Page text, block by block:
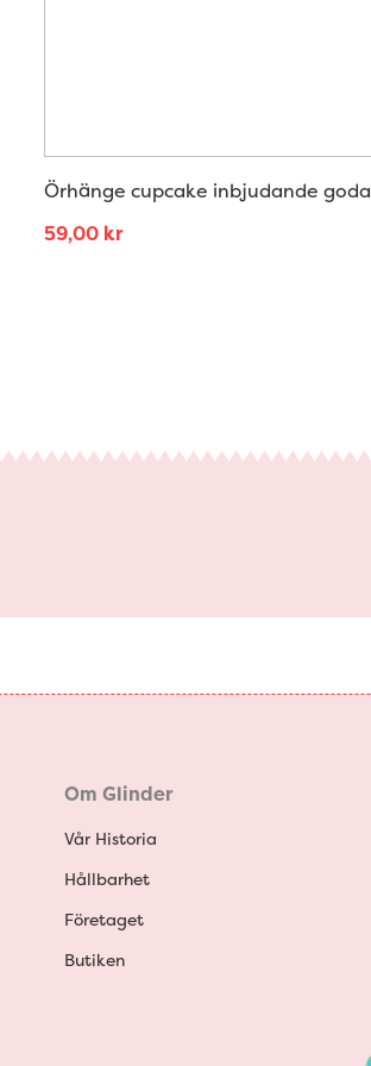
Örhänge cupcake inbjudande goda
59,00 kr
Om Glinder
Vår Historia
Hållbarhet
Företaget
Butiken